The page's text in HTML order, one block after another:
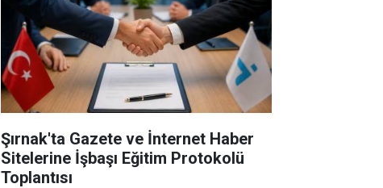
Şırnak'ta Gazete ve İnternet Haber
Sitelerine İşbaşı Eğitim Protokolü
Toplantısı